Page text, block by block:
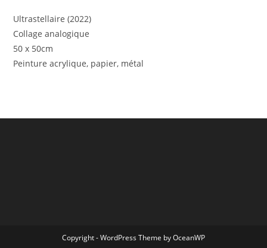
Ultrastellaire (2022)
Collage analogique
50 x 50cm
Peinture acrylique, papier, métal
Copyright - WordPress Theme by OceanWP